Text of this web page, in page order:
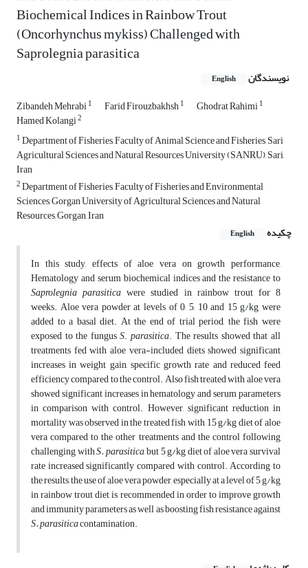
Biochemical Indices in Rainbow Trout
(Oncorhynchus mykiss) Challenged with
Saprolegnia parasitica
نویسندگان English
Zibandeh Mehrabi1 Farid Firouzbakhsh1 Ghodrat Rahimi1
Hamed Kolangi2
1Department of Fisheries, Faculty of Animal Science and Fisheries, Sari
Agricultural Sciences and Natural Resources University (SANRU), Sari,
Iran
2Department of Fisheries, Faculty of Fisheries and Environmental
Sciences, Gorgan University of Agricultural Sciences and Natural
Resources, Gorgan, Iran
چکیده
English
In this study, effects of aloe vera on growth performance,
Hematology and serum biochemical indices and the resistance to
Saprolegnia parasitica were studied in rainbow trout for 8
weeks. Aloe vera powder at levels of 0, 5, 10 and 15 g/kg were
added to a basal diet. At the end of trial period, the fish were
exposed to the fungusS.parasitica. The results showed that all
treatments fed with aloe vera-included diets showed significant
increases in weight gain, specific growth rate and reduced feed
efficiency compared to the control. Also fish treated with aloe vera
showed significant increases in hematology and serum parameters
in comparison with control. However, significant reduction in
mortality was observed in the treated fish with 15 g/kg diet of aloe
vera compared to the other treatments and the control following
challenging withS. parasitica, but 5 g/kg diet of aloe vera survival
rate increased significantly compared with control. According to
the results, the use of aloe vera powder, especially at a level of 5 g/kg
in rainbow trout diet is recommended in order to improve growth
and immunity parameters as well as boosting fish resistance against
S. parasiticacontamination.